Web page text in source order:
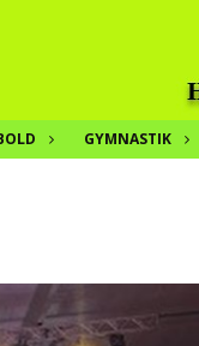
GYMNASTIK